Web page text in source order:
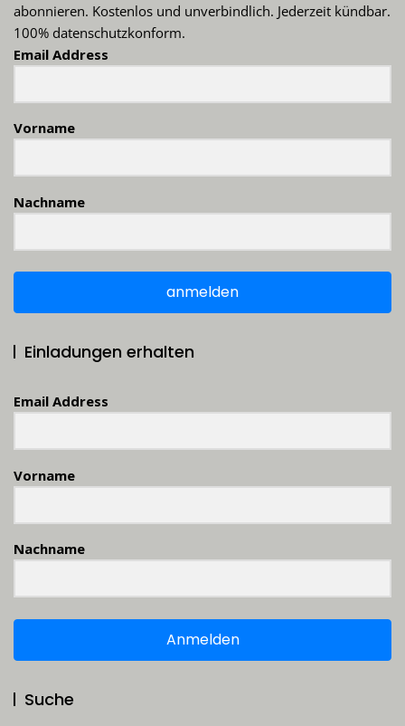
abonnieren. Kostenlos und unverbindlich. Jederzeit kündbar.
100% datenschutzkonform.
Email Address
Vorname
Nachname
anmelden
Einladungen erhalten
Email Address
Vorname
Nachname
Anmelden
Suche